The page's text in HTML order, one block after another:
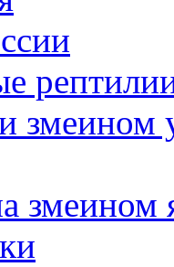
змеином
змеином